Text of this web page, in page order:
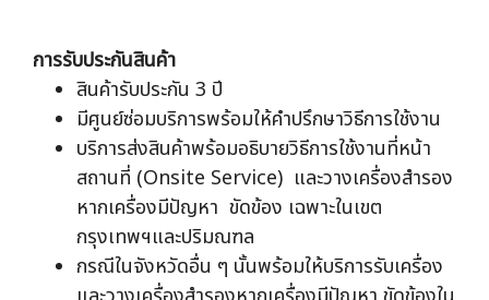
การรับประกันสินค้า
สินค้ารับประกัน 3 ปี
มีศูนย์ซ่อมบริการพร้อมให้คำปรึกษาวิธีการใช้งาน
บริการส่งสินค้าพร้อมอธิบายวิธีการใช้งานที่หน้า
สถานที่ (Onsite Service) และวางเครื่องสำรอง
หากเครื่องมีปัญหา ขัดข้อง เฉพาะในเขต
กรุงเทพฯและปริมณฑล
กรณีในจังหวัดอื่น ๆ นั้นพร้อมให้บริการรับเครื่อง